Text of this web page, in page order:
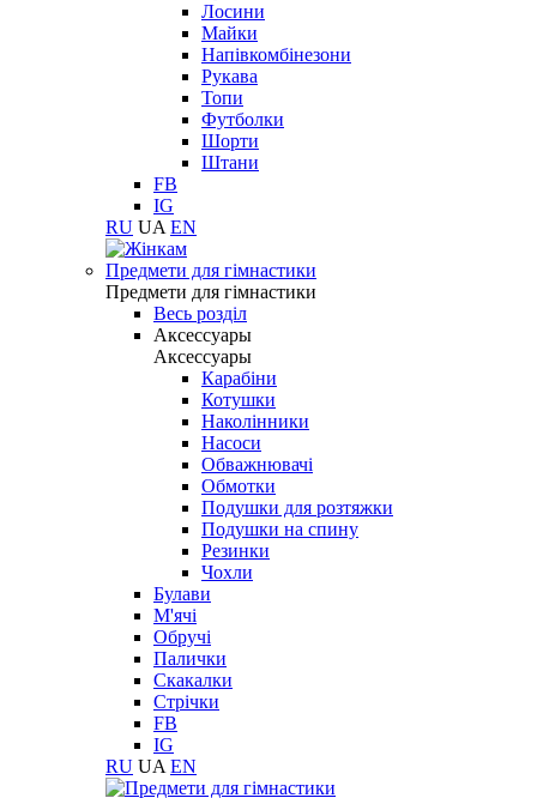
Лосини
Майки
Напівкомбінезони
Рукава
Топи
Футболки
Шорти
Штани
FB
IG
RU UA EN
Предмети для гімнастики
Предмети для гімнастики
Весь розділ
Аксессуары
Аксессуары
Карабіни
Котушки
Наколінники
Насоси
Обважнювачі
Обмотки
Подушки для розтяжки
Подушки на спину
Резинки
Чохли
Булави
М'ячі
Обручі
Палички
Скакалки
Стрічки
FB
IG
RU UA EN